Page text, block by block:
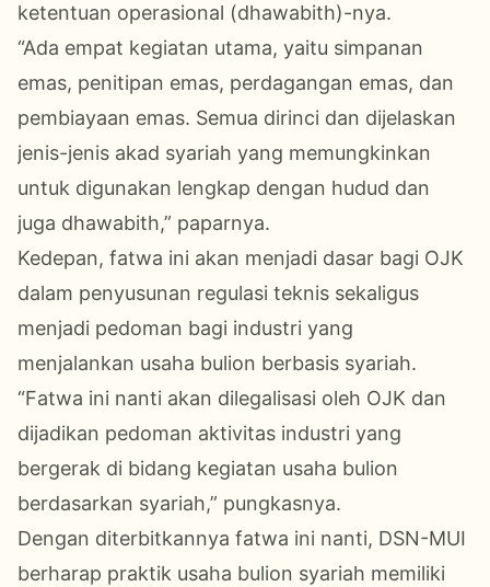
ketentuan operasional (dhawabith)-nya.
“Ada empat kegiatan utama, yaitu simpanan
emas, penitipan emas, perdagangan emas, dan
pembiayaan emas. Semua dirinci dan dijelaskan
jenis-jenis akad syariah yang memungkinkan
untuk digunakan lengkap dengan hudud dan
juga dhawabith,” paparnya.
Kedepan, fatwa ini akan menjadi dasar bagi OJK
dalam penyusunan regulasi teknis sekaligus
menjadi pedoman bagi industri yang
menjalankan usaha bulion berbasis syariah.
“Fatwa ini nanti akan dilegalisasi oleh OJK dan
dijadikan pedoman aktivitas industri yang
bergerak di bidang kegiatan usaha bulion
berdasarkan syariah,” pungkasnya.
Dengan diterbitkannya fatwa ini nanti, DSN-MUI
berharap praktik usaha bulion syariah memiliki